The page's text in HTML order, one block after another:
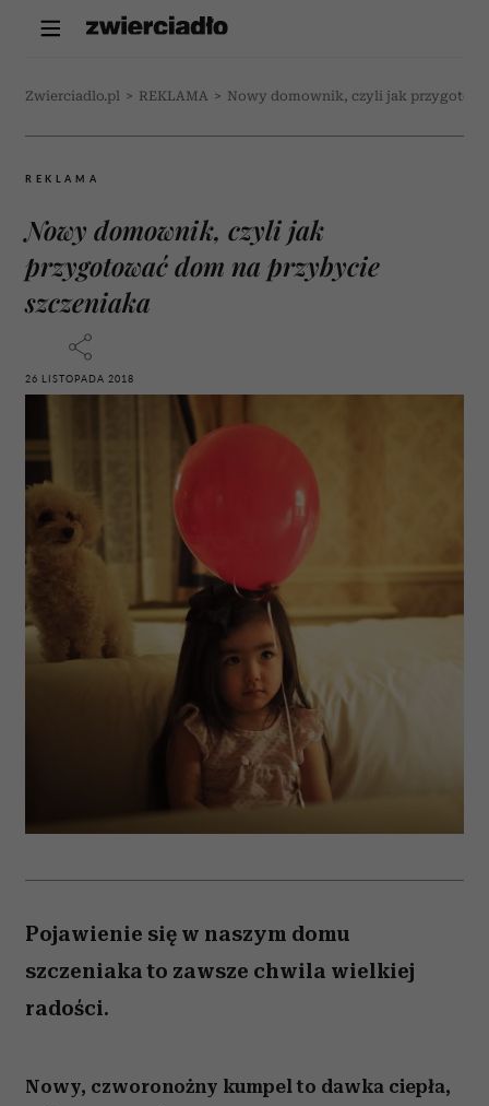
Zwierciadlo.pl > REKLAMA > Nowy domownik, czyli jak
REKLAMA
Nowy domownik, czyli jak
przygotować dom na przybycie
szczeniaka
26 LISTOPADA 2018
Pojawienie się w naszym domu
szczeniaka to zawsze chwila wielkiej
radości.
Nowy, czworonożny kumpel to dawka ciepła,